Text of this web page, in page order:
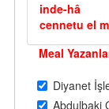
inde-hâ
cennetu el
Meal
Diyanet
Abdulbaki